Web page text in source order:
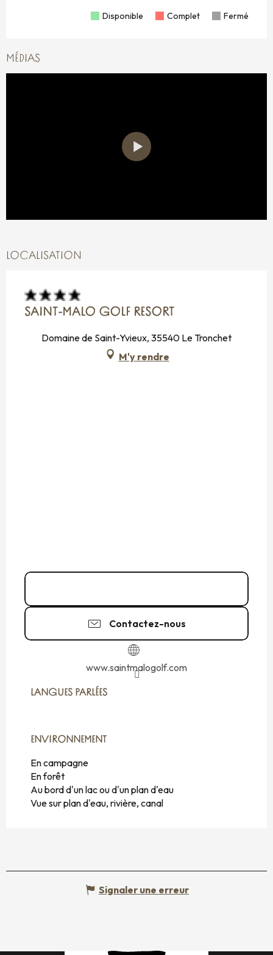
Disponible Complet Fermé
MÉDIAS
LOCALISATION
SAINT-MALO GOLF RESORT
Domaine de Saint-Yvieux, 35540 Le Tronchet
M'y rendre
Contactez-nous
www.saintmalogolf.com
LANGUES PARLÉES
LANGUES PARLÉES
ENVIRONNEMENT
ENVIRONNEMENT
En campagne
En forêt
Au bord d'un lac ou d'un plan d'eau
Vue sur plan d'eau, rivière, canal
Signaler une erreur